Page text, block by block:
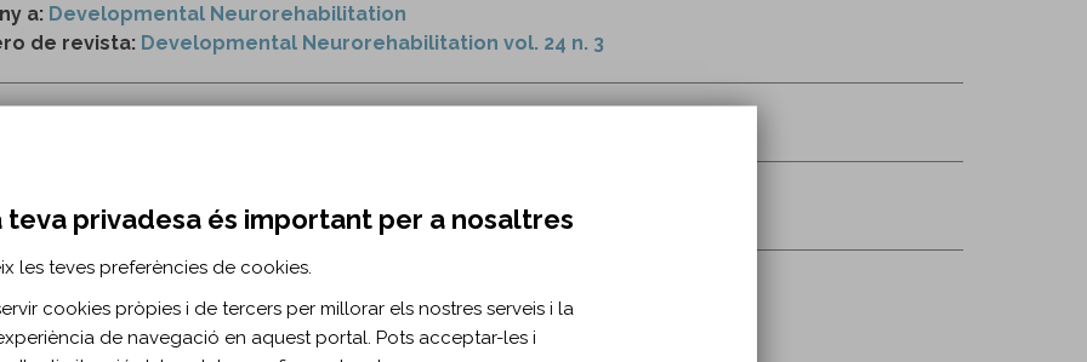
a: Developmental Neurorehabilitation
de revista: Developmental Neurorehabilitation vol. 24 n. 3
2021
teva privadesa és important per a nosaltres
les teves preferències de cookies.
cookies pròpies i de tercers per millorar els nostres serveis i la
de navegació en aquest portal. Pots acceptar-les i